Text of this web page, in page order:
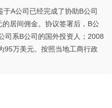
A公司已经完成了协助B公司
居间佣金。协议签署后，B公
司系B公司的国外投资人；2008
95万美元。按照当地工商行政